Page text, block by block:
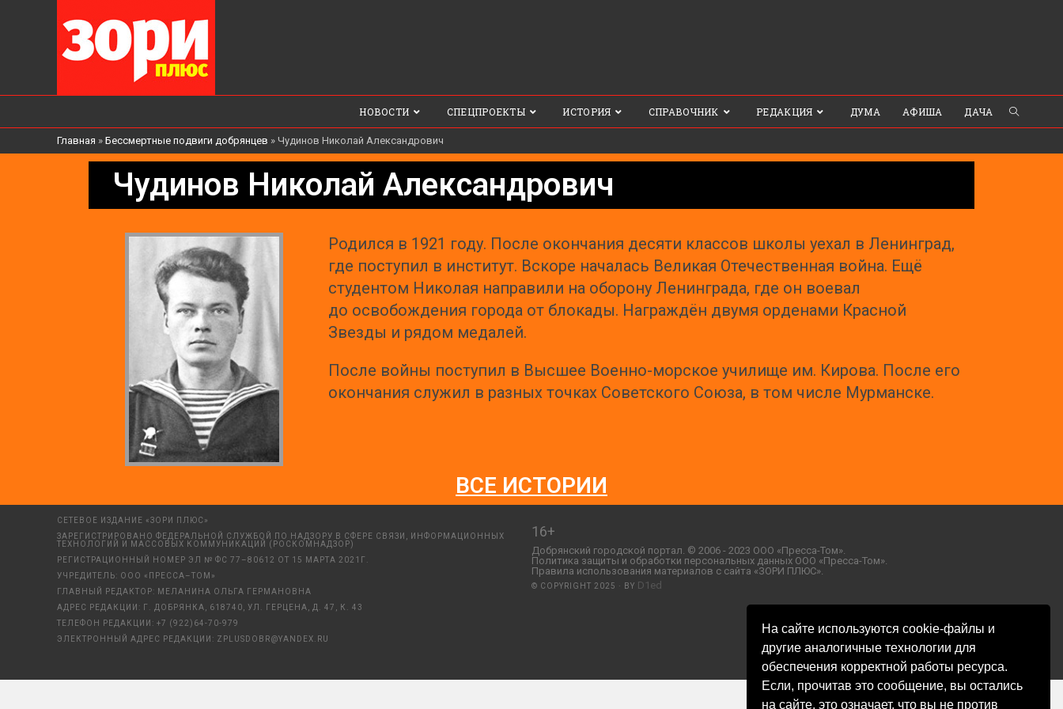
На сайте используются cookie-файлы и
другие аналогичные технологии для
обеспечения корректной работы ресурса.
Если, прочитав это сообщение, вы остались
на сайте, это означает, что вы не против
НОВОСТИ СПЕЦПРОЕКТЫ ИСТОРИЯ СПРАВОЧНИК РЕДАКЦИЯ ДУМА АФИША ДАЧА
Главная » Бессмертные подвиги добрянцев » Чудинов Николай Александрович
Чудинов Николай Александрович
Родился в 1921 году. После окончания десяти классов школы уехал в Ленинград,
где поступил в институт. Вскоре началась Великая Отечественная война. Ещё
студентом Николая направили на оборону Ленинграда, где он воевал
до освобождения города от блокады. Награждён двумя орденами Красной
Звезды и рядом медалей.
После войны поступил в Высшее Военно-морское училище им. Кирова. После его
окончания служил в разных точках Советского Союза, в том числе Мурманске.
ВСЕ ИСТОРИИ
СЕТЕВОЕ ИЗДАНИЕ «ЗОРИ ПЛЮС»
ЗАРЕГИСТРИРОВАНО ФЕДЕРАЛЬНОЙ СЛУЖБОЙ ПО НАДЗОРУ В СФЕРЕ СВЯЗИ, ИНФОРМАЦИОННЫХ
ТЕХНОЛОГИЙ И МАССОВЫХ КОММУНИКАЦИЙ (РОСКОМНАДЗОР)
РЕГИСТРАЦИОННЫЙ НОМЕР ЭЛ № ФС 77–80612 ОТ 15 МАРТА 2021Г.
УЧРЕДИТЕЛЬ: ООО «ПРЕССА–ТОМ»
ГЛАВНЫЙ РЕДАКТОР: МЕЛАНИНА ОЛЬГА ГЕРМАНОВНА
АДРЕС РЕДАКЦИИ: Г. ДОБРЯНКА, 618740, УЛ. ГЕРЦЕНА, Д. 47, К. 43
ТЕЛЕФОН РЕДАКЦИИ: +7 (922)64-70-979
ЭЛЕКТРОННЫЙ АДРЕС РЕДАКЦИИ: ZPLUSDOBR@YANDEX.RU
16+
Добрянский городской портал. © 2006 - 2023 ООО «Пресса-Том».
Политика защиты и обработки персональных данных ООО «Пресса-Том».
Правила использования материалов с сайта «ЗОРИ ПЛЮС».
© COPYRIGHT 2025 · BY D1ed